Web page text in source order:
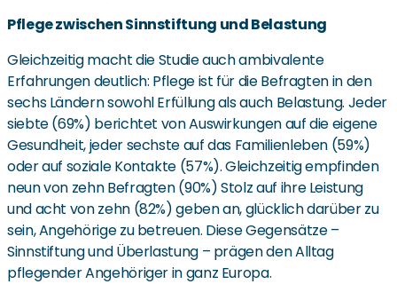
Pflege zwischen Sinnstiftung und Belastung
Gleichzeitig macht die Studie auch ambivalente
Erfahrungen deutlich: Pflege ist für die Befragten in den
sechs Ländern sowohl Erfüllung als auch Belastung. Jeder
siebte (69%) berichtet von Auswirkungen auf die eigene
Gesundheit, jeder sechste auf das Familienleben (59%)
oder auf soziale Kontakte (57%). Gleichzeitig empfinden
neun von zehn Befragten (90%) Stolz auf ihre Leistung
und acht von zehn (82%) geben an, glücklich darüber zu
sein, Angehörige zu betreuen. Diese Gegensätze –
Sinnstiftung und Überlastung – prägen den Alltag
pflegender Angehöriger in ganz Europa.